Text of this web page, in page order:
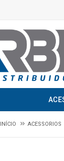
INÍCIO ACESSORIOS